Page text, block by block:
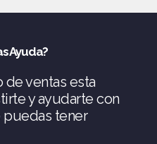
Ayuda?
ventas esta
y ayudarte con
tener